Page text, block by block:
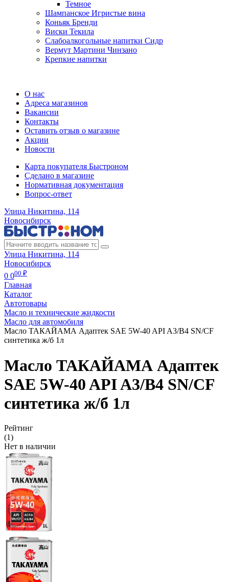
Темное
Шампанское Игристые вина
Коньяк Бренди
Виски Текила
Слабоалкогольные напитки Сидр
Вермут Мартини Чинзано
Крепкие напитки
О нас
Адреса магазинов
Вакансии
Контакты
Оставить отзыв о магазине
Акции
Новости
Карта покупателя Быстроном
Сделано в магазине
Нормативная документация
Вопрос-ответ
Улица Никитина, 114
Новосибирск
Улица Никитина, 114
Новосибирск
0 000 ₽
Главная
Каталог
Автотовары
Масло и технические жидкости
Масло для автомобиля
Масло ТАКАЙАМА Адаптек SAE 5W-40 API A3/B4 SN/CF
синтетика ж/б 1л
Масло ТАКАЙАМА Адаптек
SAE 5W-40 API A3/B4 SN/CF
синтетика ж/б 1л
Рейтинг
(1)
Нет в наличии